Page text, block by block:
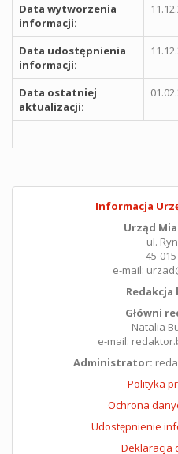
Data wytworzenia
informacji:
Data udostępnienia
informacji:
Data ostatniej
aktualizacji:
Informacja
Urząd
ul.
45-
e-mail:
Główni
Natalia
e-mail:
Administrator:
Polityka
Ochrona
Udostępnienie
Deklaracja